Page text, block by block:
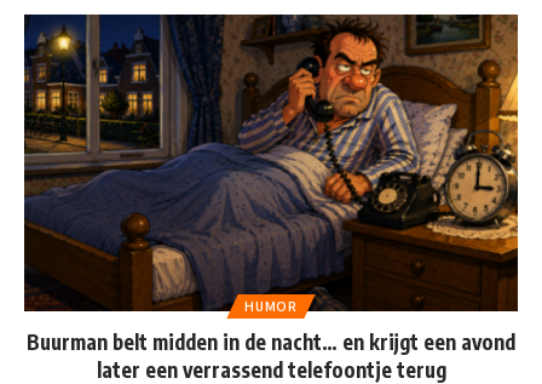
HUMOR
Buurman belt midden in de nacht… en krijgt een avond
later een verrassend telefoontje terug